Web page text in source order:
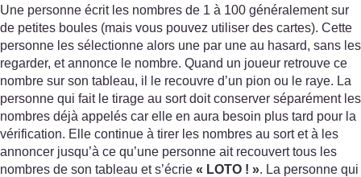
Une personne écrit les nombres de 1 à 100 généralement sur
de petites boules (mais vous pouvez utiliser des cartes). Cette
personne les sélectionne alors une par une au hasard, sans les
regarder, et annonce le nombre. Quand un joueur retrouve ce
nombre sur son tableau, il le recouvre d’un pion ou le raye. La
personne qui fait le tirage au sort doit conserver séparément les
nombres déjà appelés car elle en aura besoin plus tard pour la
vérification. Elle continue à tirer les nombres au sort et à les
annoncer jusqu’à ce qu’une personne ait recouvert tous les
nombres de son tableau et s’écrie « LOTO ! ». La personne qui